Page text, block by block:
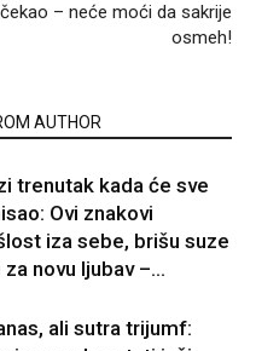
čekao – neće moći da sakrije
osmeh!
AUTHOR
trenutak kada će sve
Ovi znakovi
iza sebe, brišu suze
novu ljubav –...
ali sutra trijumf: